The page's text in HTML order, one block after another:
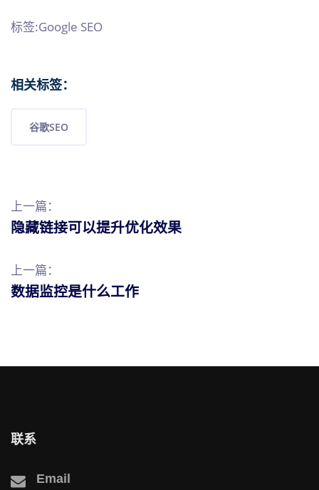
标签:Google SEO
相关标签：
谷歌SEO
上一篇：
隐藏链接可以提升优化效果
上一篇：
数据监控是什么工作
联系
Email